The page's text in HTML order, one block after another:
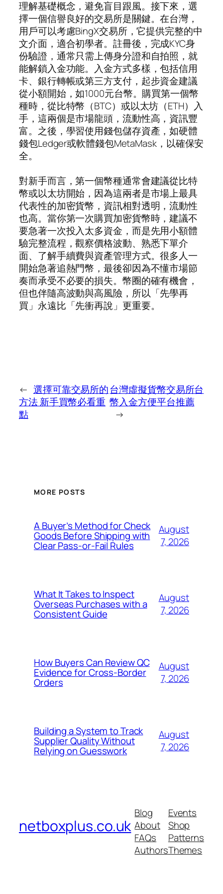
理解基礎概念，避免盲目跟風。接下來，選
擇一個信譽良好的交易所是關鍵。在台灣，
用戶可以考慮BingX交易所，它提供完整的中
文介面，適合初學者。註冊後，完成KYC身
份驗證，通常只需上傳身分證和自拍照，就
能解鎖入金功能。入金方式多樣，包括信用
卡、銀行轉帳或第三方支付，起步資金建議
從小額開始，如1000元台幣。購買第一個幣
種時，從比特幣（BTC）或以太坊（ETH）入
手，這兩個是市場龍頭，流動性高，資訊豐
富。之後，學習使用錢包儲存資產，如硬體
錢包Ledger或軟體錢包MetaMask，以確保安
全。
對新手而言，第一個幣種通常會建議從比特
幣或以太坊開始，因為這兩者是市場上最具
代表性的加密貨幣，資訊相對透明，流動性
也高。當你第一次購買加密貨幣時，建議不
要急著一次投入太多資金，而是先用小額體
驗完整流程，觀察價格波動、熟悉下單介
面、了解手續費與資產管理方式。很多人一
開始急著追熱門幣，最後卻因為不懂市場節
奏而承受不必要的損失。幣圈的確有機會，
但也伴隨高波動與高風險，所以「先學再
買」永遠比「先衝再說」更重要。
← 選擇可靠交易所的
方法 新手買幣必看重
點
台灣虛擬貨幣交易所台
幣入金方便平台推薦
→
MORE POSTS
A Buyer’s Method for Check
Goods Before Shipping with
Clear Pass-or-Fail Rules
August
7, 2026
What It Takes to Inspect
Overseas Purchases with a
Consistent Guide
August
7, 2026
How Buyers Can Review QC
Evidence for Cross-Border
Orders
August
7, 2026
Building a System to Track
Supplier Quality Without
Relying on Guesswork
August
7, 2026
netboxplus.co.uk
Blog
About
FAQs
Authors
Events
Shop
Patterns
Themes